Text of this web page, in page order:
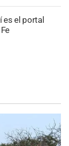
es el portal